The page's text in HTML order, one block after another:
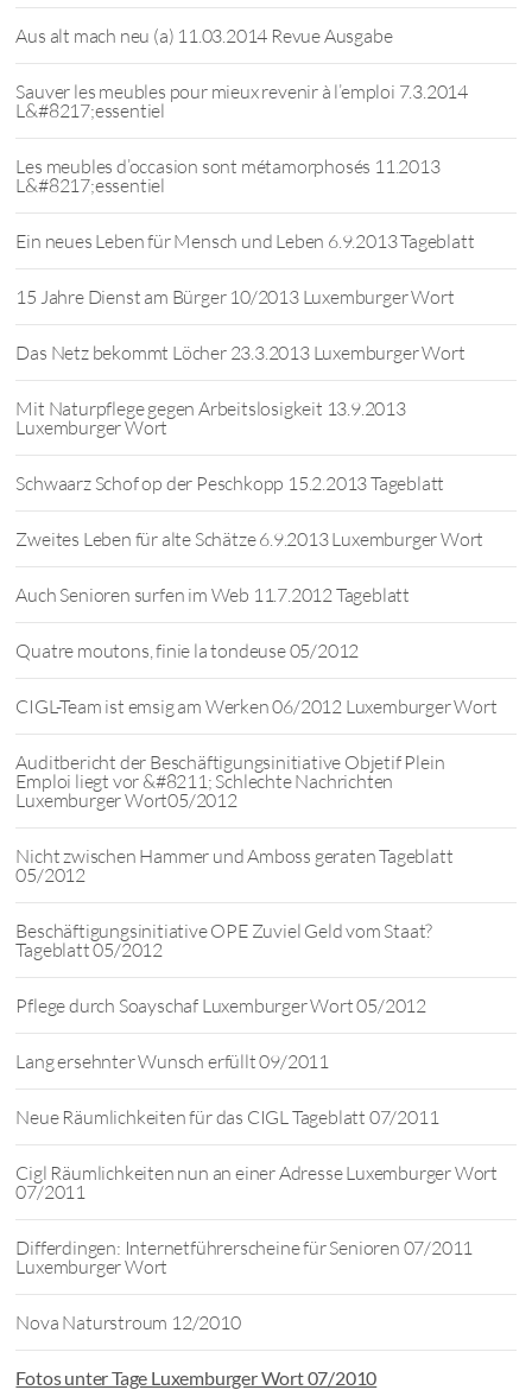
Aus alt mach neu (a) 11.03.2014 Revue Ausgabe
Sauver les meubles pour mieux revenir à l’emploi 7.3.2014
L&#8217;essentiel
Les meubles d’occasion sont métamorphosés 11.2013
L&#8217;essentiel
Ein neues Leben für Mensch und Leben 6.9.2013 Tageblatt
15 Jahre Dienst am Bürger 10/2013 Luxemburger Wort
Das Netz bekommt Löcher 23.3.2013 Luxemburger Wort
Mit Naturpflege gegen Arbeitslosigkeit 13.9.2013
Luxemburger Wort
Schwaarz Schof op der Peschkopp 15.2.2013 Tageblatt
Zweites Leben für alte Schätze 6.9.2013 Luxemburger Wort
Auch Senioren surfen im Web 11.7.2012 Tageblatt
Quatre moutons, finie la tondeuse 05/2012
CIGL-Team ist emsig am Werken 06/2012 Luxemburger Wort
Auditbericht der Beschäftigungsinitiative Objetif Plein
Emploi liegt vor &#8211; Schlechte Nachrichten
Luxemburger Wort05/2012
Nicht zwischen Hammer und Amboss geraten Tageblatt
05/2012
Beschäftigungsinitiative OPE Zuviel Geld vom Staat?
Tageblatt 05/2012
Pflege durch Soayschaf Luxemburger Wort 05/2012
Lang ersehnter Wunsch erfüllt 09/2011
Neue Räumlichkeiten für das CIGL Tageblatt 07/2011
Cigl Räumlichkeiten nun an einer Adresse Luxemburger Wort
07/2011
Differdingen: Internetführerscheine für Senioren 07/2011
Luxemburger Wort
Nova Naturstroum 12/2010
Fotos unter Tage Luxemburger Wort 07/2010